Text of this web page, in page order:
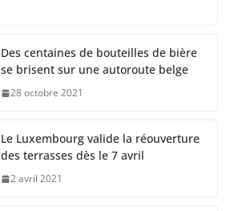
Des centaines de bouteilles de bière
se brisent sur une autoroute belge
28 octobre 2021
Le Luxembourg valide la réouverture
des terrasses dès le 7 avril
2 avril 2021